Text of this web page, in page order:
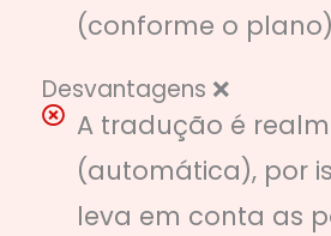
(conforme o
Desvantagens ❌
A tradução é
(automática), por
leva em conta as